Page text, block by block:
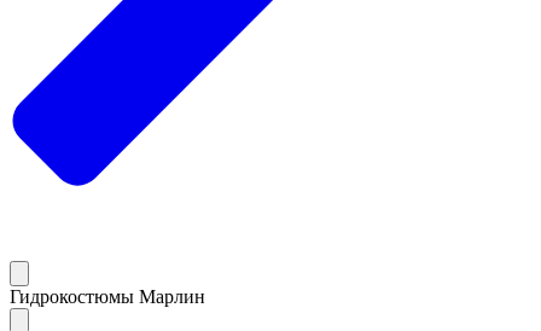
Гидрокостюмы Марлин